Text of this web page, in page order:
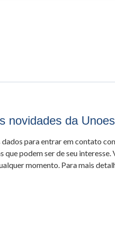
novidades da
dados para entrar em contato
que podem ser de seu interesse.
momento. Para mais